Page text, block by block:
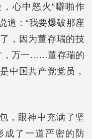
心中怒火“噼啪作
道：“我要爆破那座
，因为董存瑞的技
，万一……董存瑞的
中国共产党党员，
，眼神中充满了坚
成了一道严密的防